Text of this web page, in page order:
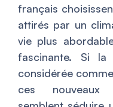
français
attirés par un
vie plus
fascinante. Si
considérée
ces nouveaux